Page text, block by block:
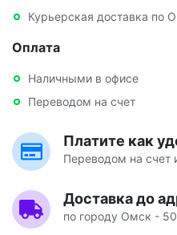
Курьерская доставка по
Оплата
Наличными в офисе
Переводом на счет
Платите как
Переводом на счет
Доставка до
по городу Омск -